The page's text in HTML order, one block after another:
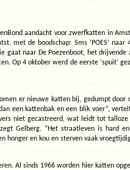
aandacht voor zwerfkatten in
met de boodschap: Sms ‘POES’ naar
gaat naar De Poezenboot, het drijvende
Op 4 oktober werd de eerste ‘spuit’
er nieuwe katten bij, gedumpt door
een kattenbak en een blik voer”,
niet gecastreerd, wat leidt tot talloze
Gelberg. “Het straatleven is hard
honger en kou en sterven vaak
Al sinds 1966 worden hier katten